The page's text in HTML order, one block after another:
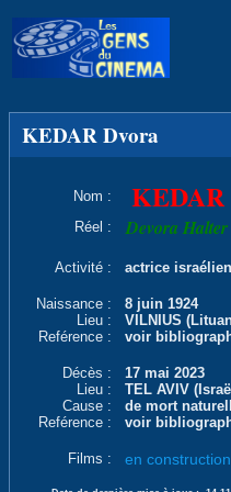
KEDAR Dvora
Nom : KEDAR
Réel : Devora
Activité : actrice
Naissance :
8 juin 1924
Lieu :
VILNIUS
Reférence :
voir
Décès :
17 mai 2023
Lieu :
TEL AVIV
Cause :
de mort
Reférence :
voir
Films : en construction